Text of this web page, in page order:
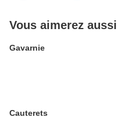
Vous aimerez aussi
Gavarnie
Cauterets